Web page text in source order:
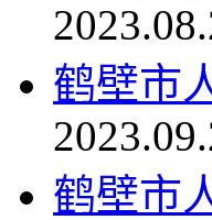
鹤壁市
鹤壁市